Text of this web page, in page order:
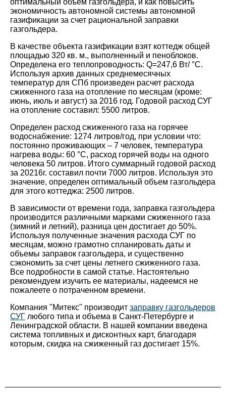
экономичность автономной системы автономной
газификации за счет рациональной заправки
газгольдера.
В качестве объекта газификации взят коттедж общей
площадью 320 кв. м., выполненный и пеноблоков.
Определена его теплопроводность: Q=247,6 Вт/ °C.
Используя архив данных среднемесячных
температур для СПб произведен расчет расхода
сжиженного газа на отопление по месяцам (кроме:
июнь, июль и август) за 2016 год. Годовой расход СУГ
на отопление составил: 5500 литров.
Определен расход сжиженного газа на горячее
водоснабжение: 1274 литров/год, при условии что:
постоянно проживающих – 7 человек, температура
нагрева воды: 60 °C, расход горячей воды на одного
человека 50 литров. Итого суммарный годовой расход
за 20216г. составил почти 7000 литров. Используя это
значение, определен оптимальный объем газгольдера
для этого коттеджа: 2500 литров.
В зависимости от времени года, заправка газгольдера
производится различными марками сжиженного газа
(зимний и летний), разница цен достигает до 50%.
Используя полученные значения расхода СУГ по
месяцам, можно грамотно спланировать даты и
объемы заправок газгольдера, и существенно
сэкономить за счет цены летнего сжиженного газа.
Все подробности в самой статье. Настоятельно
рекомендуем изучить ее материалы, надеемся не
пожалеете о потраченном времени.
Компания "Митекс" производит заправку газгольдеров
СУГ любого типа и объема в Санкт-Петербурге и
Ленинградской области. В нашей компании введена
система топливных и дисконтных карт, благодаря
которым, скидка на сжиженный газ достигает 15%.